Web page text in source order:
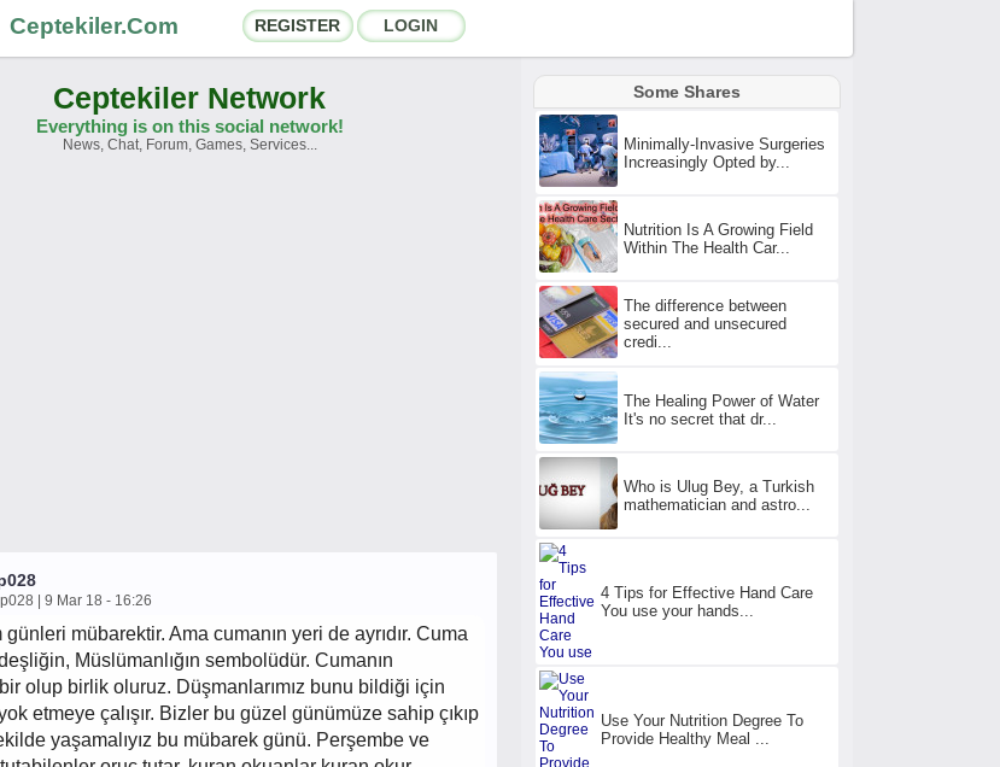
Ceptekiler.Com REGISTER LOGIN
Social Shares
Ceptekiler Network
Everything is on this social network!
News, Chat, Forum, Games, Services...
| 9 Mar 18 - 16:26
günleri mübarektir. Ama cumanın yeri de ayrıdır. Cuma
Müslümanlığın sembolüdür. Cumanın
olup birlik oluruz. Düşmanlarımız bunu bildiği için
etmeye çalışır. Bizler bu güzel günümüze sahip çıkıp
yaşamalıyız bu mübarek günü. Perşembe ve
Some Shares
Minimally-Invasive Surgeries
Increasingly Opted by...
Nutrition Is A Growing Field
Within The Health Car...
The difference between
secured and unsecured
credi...
The Healing Power of Water
It's no secret that dr...
Who is Ulug Bey, a Turkish
mathematician and astro...
4 Tips for Effective Hand Care
You use your hands...
Use Your Nutrition Degree To
Provide Healthy Meal ...